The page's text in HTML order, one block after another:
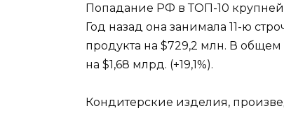
Попадание РФ в ТОП-10
Год назад она занимала 11-ю
продукта на $729,2 млн. В общем
на $1,68 млрд. (+19,1%).
Кондитерские изделия,